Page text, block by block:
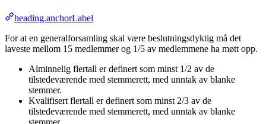
heading.anchorLabel
For at en generalforsamling skal være beslutningsdyktig må det
laveste mellom 15 medlemmer og 1/5 av medlemmene ha møtt opp.
Alminnelig flertall er definert som minst 1/2 av de
tilstedeværende med stemmerett, med unntak av blanke
stemmer.
Kvalifisert flertall er definert som minst 2/3 av de
tilstedeværende med stemmerett, med unntak av blanke
stemmer.